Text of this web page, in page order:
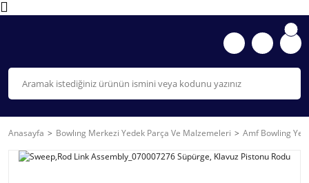
Anasayfa Bowlıng Merkezi Yedek Parça Ve Malzemeleri Amf Bowling